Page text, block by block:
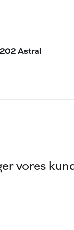
Astral
vores